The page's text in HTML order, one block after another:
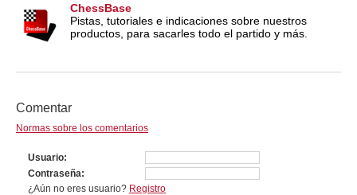
ChessBase
Pistas, tutoriales e indicaciones sobre nuestros
productos, para sacarles todo el partido y más.
Comentar
Normas sobre los comentarios
Usuario
Contraseña
¿Aún no eres usuario? Registro